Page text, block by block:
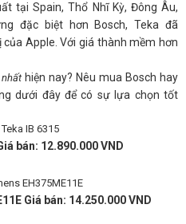
tại Spain, Thổ Nhĩ Kỳ, Đông Âu,
đặc biệt hơn Bosch, Teka đã
Apple. Với giá thành mềm hơn
hiện nay? Nêu mua Bosch hay
dưới đây để có sự lựa chọn tốt
bán: 12.890.000 VND
Giá bán: 14.250.000 VND